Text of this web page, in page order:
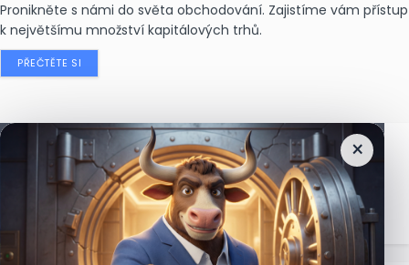
Pronikněte s námi do světa obchodování. Zajistíme vám přístup
k největšímu množství kapitálových trhů.
PŘEČTĚTE SI
×
Nejčtenějšízprávy